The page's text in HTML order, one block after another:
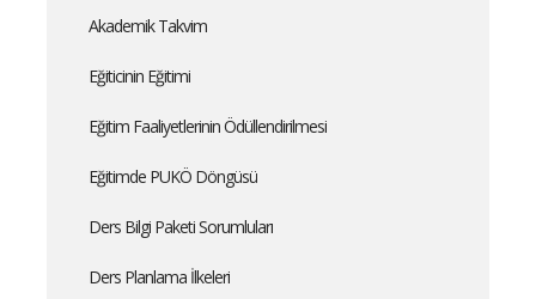
Akademik Takvim
Eğiticinin Eğitimi
Eğitim Faaliyetlerinin Ödüllendirilmesi
Eğitimde PUKÖ Döngüsü
Ders Bilgi Paketi Sorumluları
Ders Planlama İlkeleri